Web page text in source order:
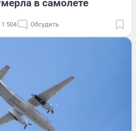
в самолете
1 504 Обсудить